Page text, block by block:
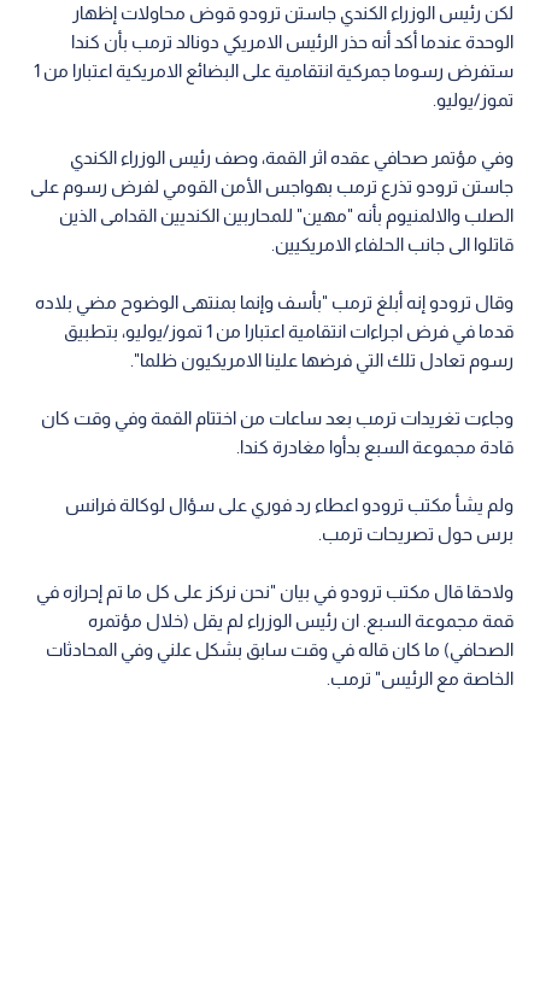
لكن رئيس الوزراء الكندي جاستن ترودو قوض محاولات إظهار
الوحدة عندما أكد أنه حذر الرئيس الامريكي دونالد ترمب بأن كندا
ستفرض رسوما جمركية انتقامية على البضائع الامريكية اعتبارا من 1
تموز/يوليو.
وفي مؤتمر صحافي عقده اثر القمة، وصف رئيس الوزراء الكندي
جاستن ترودو تذرع ترمب بهواجس الأمن القومي لفرض رسوم على
الصلب والالمنيوم بأنه "مهين" للمحاربين الكنديين القدامى الذين
قاتلوا الى جانب الحلفاء الامريكيين.
وقال ترودو إنه أبلغ ترمب "بأسف وإنما بمنتهى الوضوح مضي بلاده
قدما في فرض اجراءات انتقامية اعتبارا من 1 تموز/يوليو، بتطبيق
رسوم تعادل تلك التي فرضها علينا الامريكيون ظلما".
وجاءت تغريدات ترمب بعد ساعات من اختتام القمة وفي وقت كان
قادة مجموعة السبع بدأوا مغادرة كندا.
ولم يشأ مكتب ترودو اعطاء رد فوري على سؤال لوكالة فرانس
برس حول تصريحات ترمب.
ولاحقا قال مكتب ترودو في بيان "نحن نركز على كل ما تم إحرازه في
قمة مجموعة السبع. ان رئيس الوزراء لم يقل (خلال مؤتمره
الصحافي) ما كان قاله في وقت سابق بشكل علني وفي المحادثات
الخاصة مع الرئيس" ترمب.